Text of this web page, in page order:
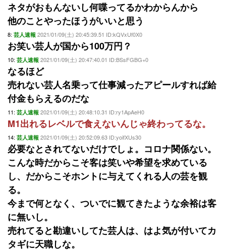
ネタがおもんないし何喋ってるかわからんから
他のことやったほうがいいと思う
8: 芸人速報 2021/01/09(土) 20:45:39.51 ID:kQVxUf0X0
お笑い芸人が国から100万円？
10: 芸人速報 2021/01/09(土) 20:47:40.01 ID:BSsFGBG+0
なるほど
売れない芸人名乗って仕事減ったアピールすれば給
付金もらえるのだな
11: 芸人速報 2021/01/09(土) 20:48:10.31 ID:ry1ApAeH0
M1出れるレベルで食えないんじゃ終わってるな。
14: 芸人速報 2021/01/09(土) 20:52:09.63 ID:yoifXUs30
必要なとされてないだけでしょ。コロナ関係ない。
こんな時だからこそ客は笑いや希望を求めている
し、だからこそホントに与えてくれる人の芸を観
る。
今まで何となく、ついでに観てきたような余裕は客
に無いし。
売れてると勘違いしてた芸人は、はよ気が付いてカ
タギに天職しな。